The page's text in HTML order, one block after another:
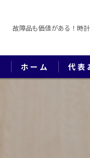
故障品も価値がある！時
ホーム 代表